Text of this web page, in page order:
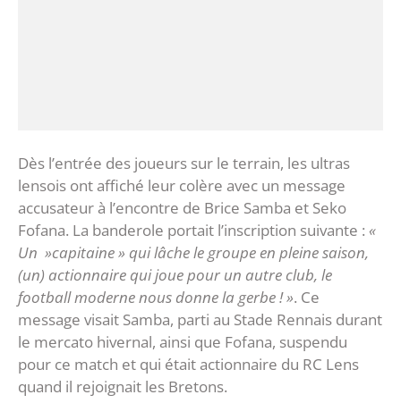
Dès l’entrée des joueurs sur le terrain, les ultras
lensois ont affiché leur colère avec un message
accusateur à l’encontre de Brice Samba et Seko
Fofana. La banderole portait l’inscription suivante : «
Un »capitaine » qui lâche le groupe en pleine saison,
(un) actionnaire qui joue pour un autre club, le
football moderne nous donne la gerbe ! ». Ce
message visait Samba, parti au Stade Rennais durant
le mercato hivernal, ainsi que Fofana, suspendu
pour ce match et qui était actionnaire du RC Lens
quand il rejoignait les Bretons.